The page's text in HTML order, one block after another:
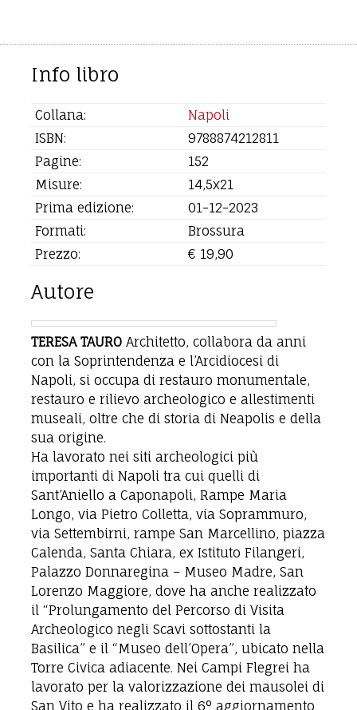
Info libro
Collana:
Napoli
ISBN:
9788874212811
Pagine:
152
Misure:
14,5x21
Prima edizione:
01-12-2023
Formati:
Brossura
Prezzo:
€ 19,90
Autore
TERESA TAURO Architetto, collabora da anni
con la Soprintendenza e l’Arcidiocesi di
Napoli, si occupa di restauro monumentale,
restauro e rilievo archeologico e allestimenti
museali, oltre che di storia di Neapolis e della
sua origine.
Ha lavorato nei siti archeologici più
importanti di Napoli tra cui quelli di
Sant’Aniello a Caponapoli, Rampe Maria
Longo, via Pietro Colletta, via Soprammuro,
via Settembirni, rampe San Marcellino, piazza
Calenda, Santa Chiara, ex Istituto Filangeri,
Palazzo Donnaregina – Museo Madre, San
Lorenzo Maggiore, dove ha anche realizzato
il “Prolungamento del Percorso di Visita
Archeologico negli Scavi sottostanti la
Basilica” e il “Museo dell’Opera”, ubicato nella
Torre Civica adiacente. Nei Campi Flegrei ha
lavorato per la valorizzazione dei mausolei di
San Vito e ha realizzato il 6° aggiornamento